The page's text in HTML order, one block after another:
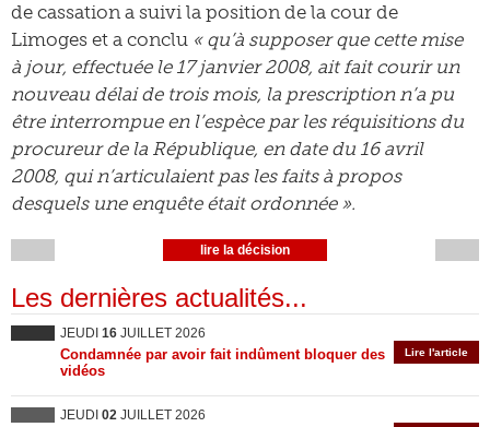
de cassation a suivi la position de la cour de
Limoges et a conclu « qu’à supposer que cette mise
à jour, effectuée le 17 janvier 2008, ait fait courir un
nouveau délai de trois mois, la prescription n’a pu
être interrompue en l’espèce par les réquisitions du
procureur de la République, en date du 16 avril
2008, qui n’articulaient pas les faits à propos
desquels une enquête était ordonnée ».
lire la décision
Les dernières actualités...
JEUDI 16 JUILLET 2026
Lire l'article
Condamnée par avoir fait indûment bloquer des
vidéos
JEUDI 02 JUILLET 2026